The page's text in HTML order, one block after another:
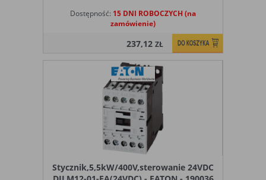
Dostępność: 15 DNI ROBOCZYCH (na
zamówienie)
237,12ZŁ
Stycznik,5,5kW/400V,sterowanie 24VDC